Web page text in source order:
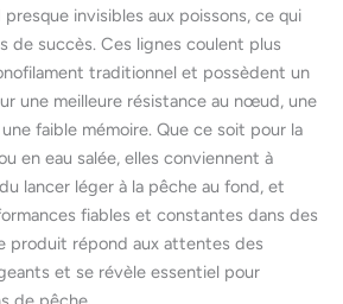
presque invisibles aux poissons, ce qui
de succès. Ces lignes coulent plus
traditionnel et possèdent un
une meilleure résistance au nœud, une
faible mémoire. Que ce soit pour la
en eau salée, elles conviennent à
lancer léger à la pêche au fond, et
fiables et constantes dans des
produit répond aux attentes des
et se révèle essentiel pour